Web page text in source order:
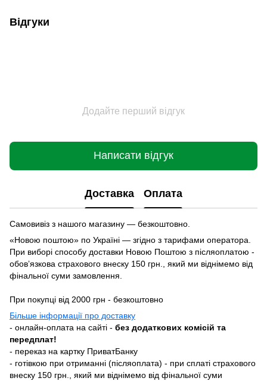
Відгуки
Додайте перший відгук
Написати відгук
Доставка Оплата
Самовивіз з нашого магазину — безкоштовно.
«Новою поштою» по Україні — згідно з тарифами оператора.
При виборі способу доставки Новою Поштою з післяоплатою -
обовʼязкова страхового внеску 150 грн., який ми віднімемо від
фінальної суми замовлення.
При покупці від 2000 грн - безкоштовно
Більше інформації про доставку
- онлайн-оплата на сайті - без додаткових комісій та
передплат!
- переказ на картку ПриватБанку
- готівкою при отриманні (післяоплата) - при сплаті страхового
внеску 150 грн., який ми віднімемо від фінальної суми